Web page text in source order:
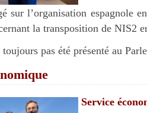
sur l’organisation espagnole
la transposition de NIS2
pas été présenté au
Service